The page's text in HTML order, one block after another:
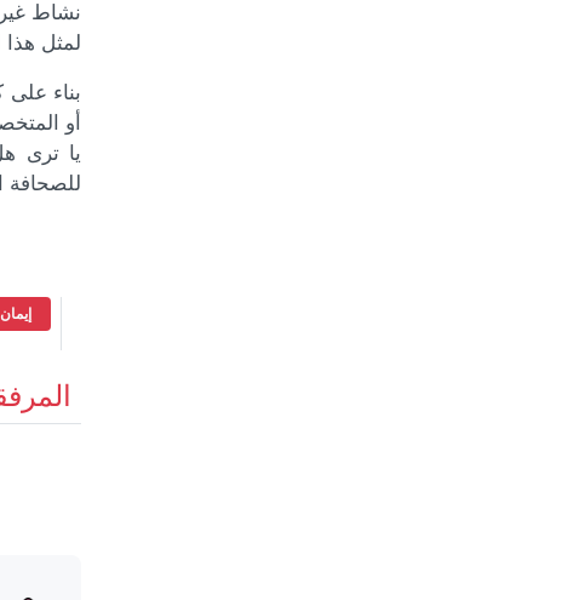
نشاط
لمثل هذا
بناء
أو
يا ترى
للصحافة